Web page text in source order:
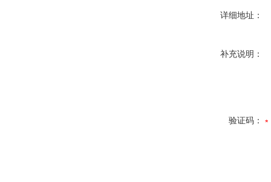
详细地址：
补充说明：
验证码：